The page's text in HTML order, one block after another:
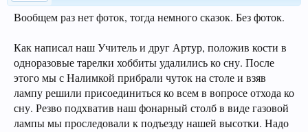
Вообщем раз нет фоток, тогда немного сказок. Без фоток.
Как написал наш Учитель и друг Артур, положив кости в
одноразовые тарелки хоббиты удалились ко сну. После
этого мы с Налимкой прибрали чуток на столе и взяв
лампу решили присоединиться ко всем в вопросе отхода ко
сну. Резво подхватив наш фонарный столб в виде газовой
лампы мы проследовали к подъезду нашей высотки. Надо